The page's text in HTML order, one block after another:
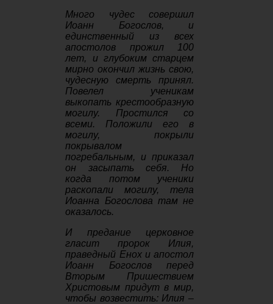
Много чудес совершил
Иоанн Богослов, и
единственный из всех
апостолов прожил 100
лет, и глубоким старцем
мирно окончил жизнь свою,
чудесную смерть принял.
Повелел ученикам
выкопать крестообразную
могилу. Простился со
всеми. Положили его в
могилу, покрыли
покрывалом
погребальным, и приказал
он засыпать себя. Но
когда потом ученики
раскопали могилу, тела
Иоанна Богослова там не
оказалось.
И предание церковное
гласит пророк Илия,
праведный Енох и апостол
Иоанн Богослов перед
Вторым Пришествием
Христовым придут в мир,
чтобы возвестить: Илия –